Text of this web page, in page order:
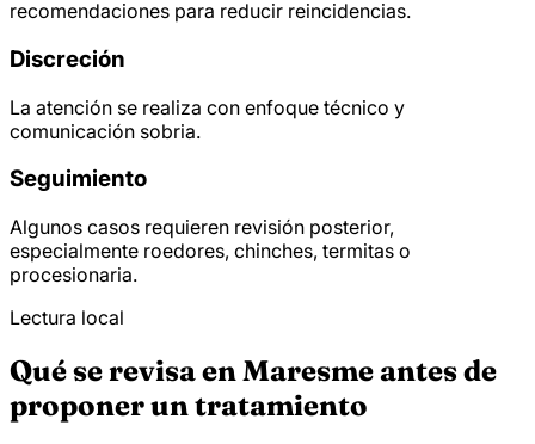
recomendaciones para reducir reincidencias.
Discreción
La atención se realiza con enfoque técnico y
comunicación sobria.
Seguimiento
Algunos casos requieren revisión posterior,
especialmente roedores, chinches, termitas o
procesionaria.
Lectura local
Qué se revisa en Maresme antes de
proponer un tratamiento